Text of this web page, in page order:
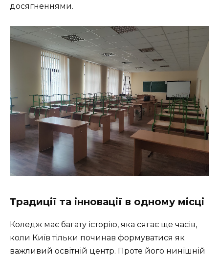
досягненнями.
Традиції та інновації в одному місці
Коледж має багату історію, яка сягає ще часів,
коли Київ тільки починав формуватися як
важливий освітній центр. Проте його нинішній